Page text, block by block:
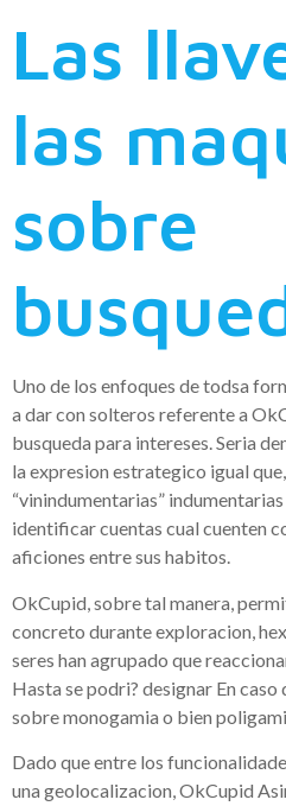
Las
las
sobre
Uno de los enfoques de todsa
a dar con solteros referente a
busqueda para intereses. Seri­a
la expresion estrategico igual
“vinindumentarias”
identificar cuentas cual cuenten
aficiones entre sus habitos.
OkCupid, sobre tal manera,
concreto durante exploracion,
seres han agrupado que
Hasta se podri? designar En
sobre monogamia o bien
Dado que entre los
una geolocalizacion, OkCupid